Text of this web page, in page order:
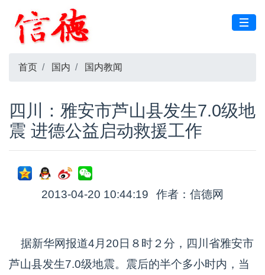
首页 国内 国内教闻
四川：雅安市芦山县发生7.0级地
震 进德公益启动救援工作
2013-04-20 10:44:19 作者：信德网
据新华网报道4月20日８时２分，四川省雅安市
芦山县发生7.0级地震。震后的半个多小时内，当